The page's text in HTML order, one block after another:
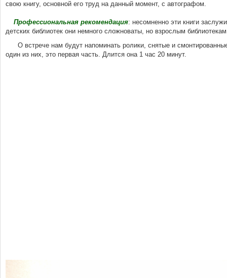
свою книгу, основной его труд на данный момент, с автографом.
Профессиональная рекомендация: несомненно эти книги
детских библиотек они немного сложноваты, но взрослым
О встрече нам будут напоминать ролики, снятые и
один из них, это первая часть. Длится она 1 час 20 минут.